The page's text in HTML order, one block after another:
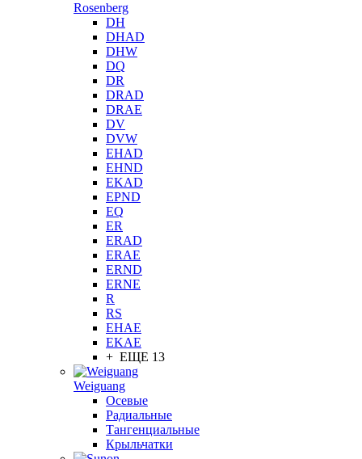
Rosenberg
DH
DHAD
DHW
DQ
DR
DRAD
DRAE
DV
DVW
EHAD
EHND
EKAD
EPND
EQ
ER
ERAD
ERAE
ERND
ERNE
R
RS
EHAE
EKAE
+ ЕЩЕ 13
Weiguang
Осевые
Радиальные
Тангенциальные
Крыльчатки